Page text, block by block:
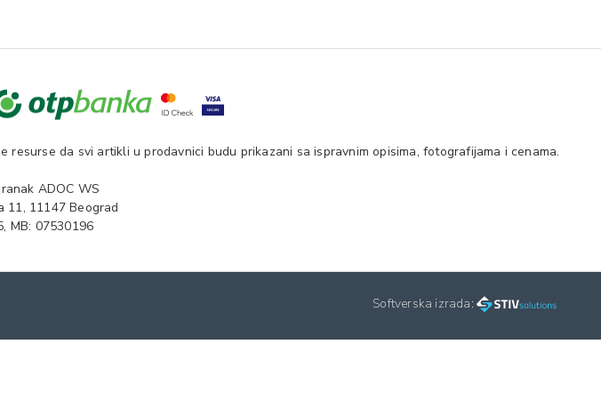
da svi artikli u prodavnici budu prikazani sa ispravnim opisima, fotografijama i cenama.
ADOC WS
11, 11147 Beograd
MB: 07530196
Softverska izrada: